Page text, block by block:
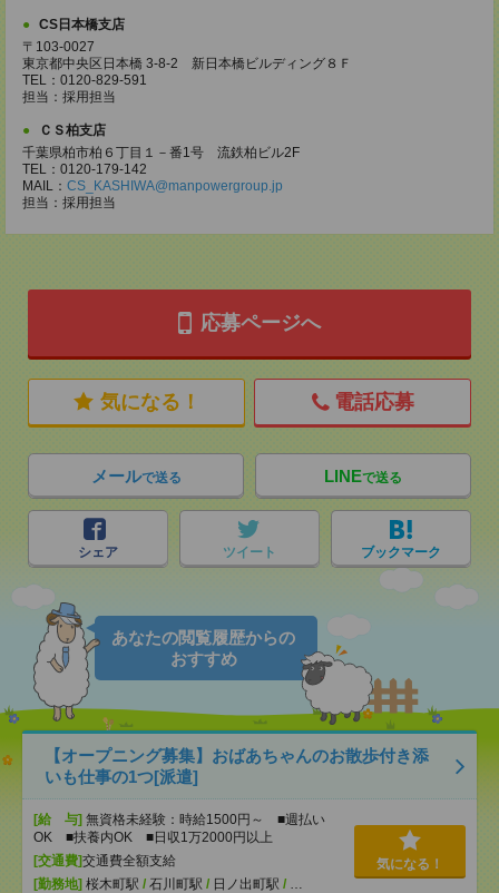
CS日本橋支店
〒103-0027
東京都中央区日本橋 3-8-2 新日本橋ビルディング８Ｆ
TEL：0120-829-591
担当：採用担当
ＣＳ柏支店
千葉県柏市柏６丁目１－番1号 流鉄柏ビル2F
TEL：0120-179-142
MAIL： CS_KASHIWA@manpowergroup.jp
担当：採用担当
応募ページへ
気になる！ 電話応募
メールで送る LINEで送る
シェア ツイート ブックマーク
あなたの閲覧履歴からの
おすすめ
【オープニング募集】おばあちゃんのお散歩付き添
いも仕事の1つ[派遣]
[給 与] 無資格未経験：時給1500円～ ■週払い
OK ■扶養内OK ■日収1万2000円以上
[交通費]交通費全額支給
[勤務地] 桜木町駅 / 石川町駅 / 日ノ出町駅 / …
気になる！